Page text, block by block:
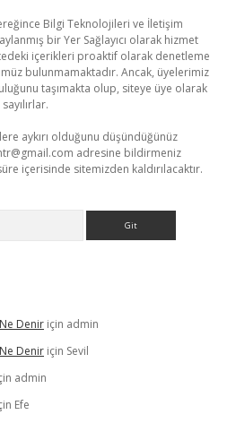
Bilgi Teknolojileri ve İletişim
bir Yer Sağlayıcı olarak hizmet
içerikleri proaktif olarak denetleme
bulunmamaktadır. Ancak, üyelerimiz
taşımakta olup, siteye üye olarak
aykırı olduğunu düşündüğünüz
adresine bildirmeniz
içerisinde sitemizden kaldırılacaktır.
Denir için admin
Denir için Sevil
admin
Efe